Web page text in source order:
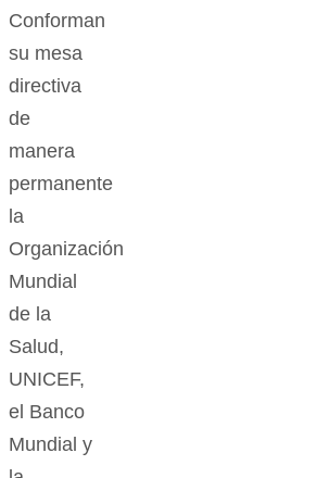
Conforman
su mesa
directiva
de
manera
permanente
la
Organización
Mundial
de la
Salud,
UNICEF,
el Banco
Mundial y